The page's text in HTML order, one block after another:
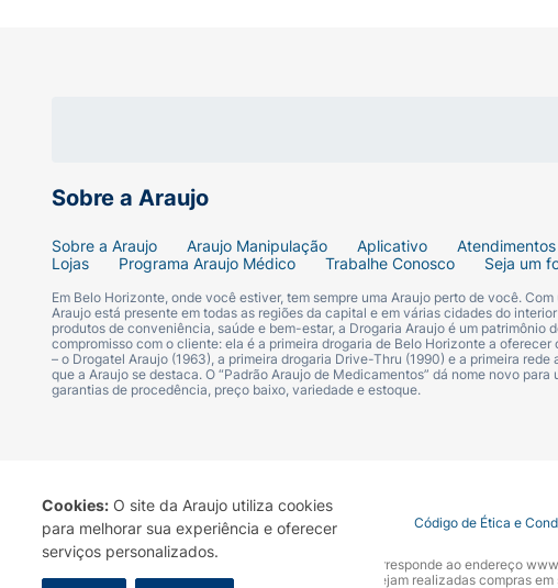
Cookies: O site da Araujo utiliza cookies
para melhorar sua experiência e oferecer
serviços personalizados.
ideal para quem tem uma rotina
nos comprometemos a não realizar
certificada pela PETA, uma organização sem fins
fundamentais da filosofia de nossa empresa e
Dicas da Bia
O Stick Pele é multifuncional:
Para uniformizar, use um tom que combine com a
Quer uma camada mais intensa? Adicione mais
durabilidade!
Sobre a Araujo
Sobre a Araujo Araujo Manipulação Aplicativo
Lojas
Programa Araujo Médico Trabalhe Conosco Seja um
Em Belo Horizonte, onde você estiver, tem sempre uma Araujo perto de você.
Araujo está presente em todas as regiões da capital e em várias cidades do
produtos de conveniência, saúde e bem-estar, a Drogaria Araujo é um
compromisso com o cliente: ela é a primeira drogaria de Belo Horizonte a
– o Drogatel Araujo (1963), a primeira drogaria Drive-Thru (1990) e a primeira
que a Araujo se destaca. O “Padrão Araujo de Medicamentos” dá nome novo
garantias de procedência, preço baixo, variedade e estoque.
Termo de Uso Portal da Privacidade Covid-19 Código de Ética e
A Drogaria Araujo S/A informa que o seu site oficial corresponde ao endereço
marca. Para sua segurança recomendamos que não sejam realizadas compras